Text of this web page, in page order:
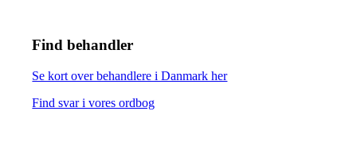
Find behandler
Se kort over behandlere i Danmark her
Find svar i vores ordbog